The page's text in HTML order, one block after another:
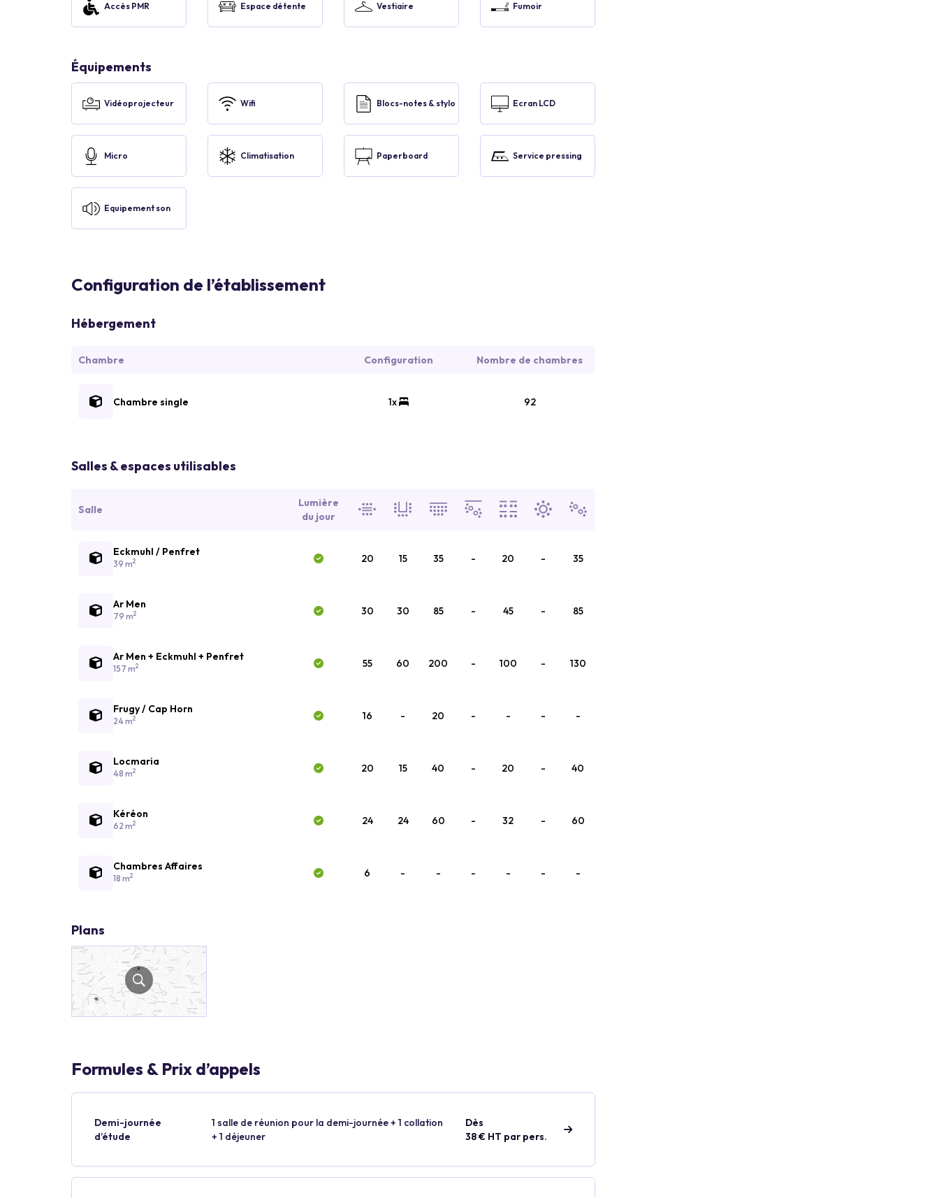
Accès PMR Espace détente Vestiaire Fumoir
Équipements
Vidéoprojecteur Wifi Blocs-notes & stylo Ecran LCD
Micro Climatisation Paperboard Service pressing
Equipement son
Configuration de l’établissement
Hébergement
Chambre Configuration Nombre de chambres
Chambre single 1x 92
Salles & espaces utilisables
Salle
Lumière
du jour
Eckmuhl / Penfret
39 m2 20 15 35 - 20 - 35
Ar Men
79 m2 30 30 85 - 45 - 85
Ar Men + Eckmuhl + Penfret
157 m2 55 60 200 - 100 - 130
Frugy / Cap Horn
24 m2 16 - 20 - - - -
Locmaria
48 m2 20 15 40 - 20 - 40
Kéréon
62 m2 24 24 60 - 32 - 60
Chambres Affaires
18 m2 6 - - - - - -
Plans
Formules & Prix d’appels
Demi-journée
d’étude
1 salle de réunion pour la demi-journée + 1 collation
+ 1 déjeuner
Dès
38 € HT par pers.